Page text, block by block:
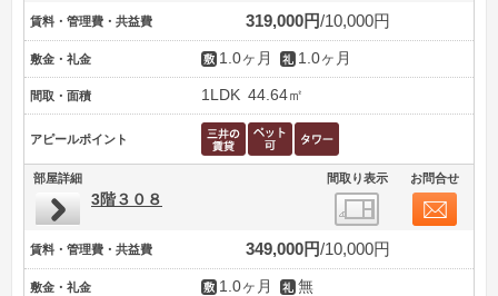
賃料・管理費・共益費 319,000円 10,000円
敷金・礼金 1.0ヶ月 1.0ヶ月
間取・面積 1LDK 44.64㎡
アピールポイント
部屋詳細 間取り表示 お問合せ
3階３０８
賃料・管理費・共益費 349,000円 10,000円
敷金・礼金 1.0ヶ月 無